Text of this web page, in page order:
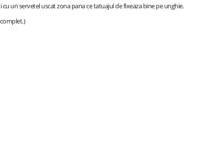
un servetel uscat zona pana ce tatuajul de fixeaza bine pe unghie.